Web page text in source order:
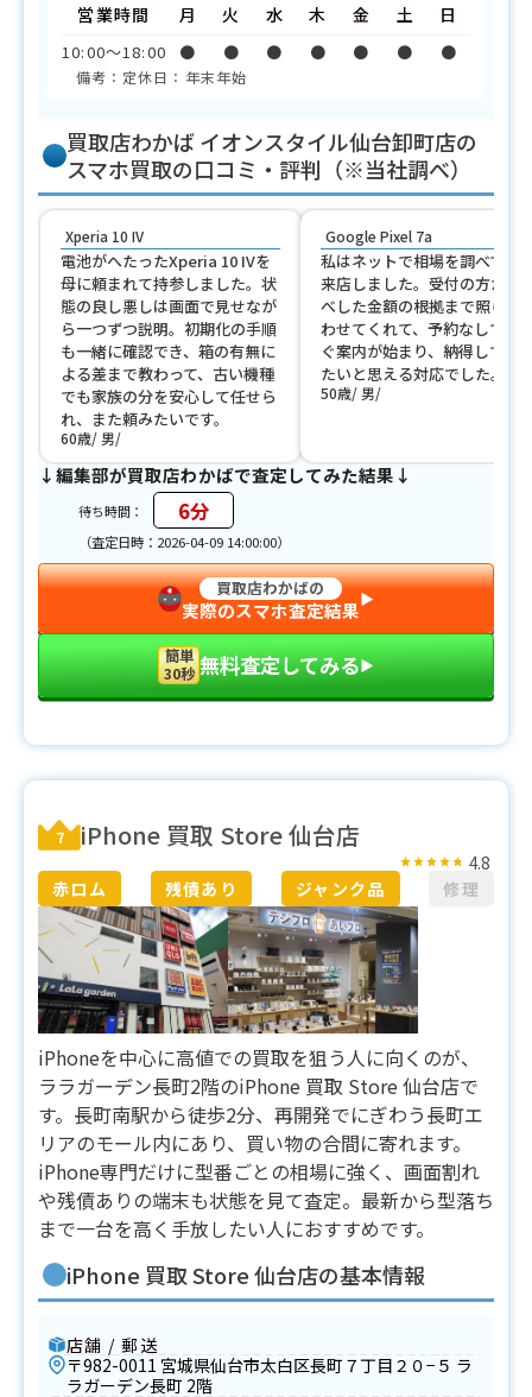
営業時間
10:00〜18:00
月
●
火
●
水
●
木
●
金
●
土
●
日
●
備考：定休日：年末年始
買取店わかば イオンスタイル仙台卸町店の
スマホ買取の口コミ・評判（※当社調べ）
Xperia 10 IV
電池がへたったXperia 10 IVを
母に頼まれて持参しました。状
態の良し悪しは画面で見せなが
ら一つずつ説明。初期化の手順
も一緒に確認でき、箱の有無に
よる差まで教わって、古い機種
でも家族の分を安心して任せら
れ、また頼みたいです。
60歳 男
Google Pixel 7a
私はネットで相場を調べてか
来店しました。受付の方が下
べした金額の根拠まで照らし
わせてくれて、予約なしでも
ぐ案内が始まり、納得して任
たいと思える対応でした。
50歳 男
↓編集部が買取店わかばで査定してみた結果↓
待ち時間： 6分
（査定日時：2026-04-09 14:00:00）
買取店わかばの
実際のスマホ査定結果▶︎
簡単
30秒 無料査定してみる▶︎
7 iPhone 買取 Store 仙台店
赤ロム 残債あり ジャンク品 修理
4.8
iPhoneを中心に高値での買取を狙う人に向くのが、
ララガーデン長町2階のiPhone 買取 Store 仙台店で
す。長町南駅から徒歩2分、再開発でにぎわう長町エ
リアのモール内にあり、買い物の合間に寄れます。
iPhone専門だけに型番ごとの相場に強く、画面割れ
や残債ありの端末も状態を見て査定。最新から型落ち
まで一台を高く手放したい人におすすめです。
iPhone 買取 Store 仙台店の基本情報
店舗 / 郵送
〒982-0011 宮城県仙台市太白区長町７丁目２０−５ ラ
ラガーデン長町 2階